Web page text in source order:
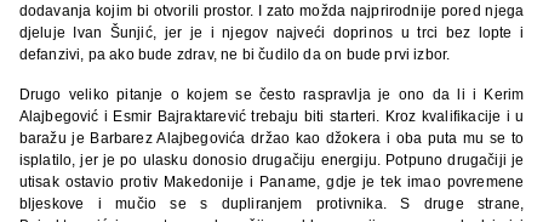
dodavanja kojim bi otvorili prostor. I zato možda najprirodnije pored njega
djeluje Ivan Šunjić, jer je i njegov najveći doprinos u trci bez lopte i
defanzivi, pa ako bude zdrav, ne bi čudilo da on bude prvi izbor.
Drugo veliko pitanje o kojem se često raspravlja je ono da li i Kerim
Alajbegović i Esmir Bajraktarević trebaju biti starteri. Kroz kvalifikacije i u
baražu je Barbarez Alajbegovića držao kao džokera i oba puta mu se to
isplatilo, jer je po ulasku donosio drugačiju energiju. Potpuno drugačiji je
utisak ostavio protiv Makedonije i Paname, gdje je tek imao povremene
bljeskove i mučio se s dupliranjem protivnika. S druge strane,